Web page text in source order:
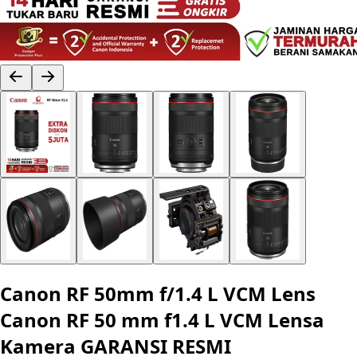
Canon RF 50mm f/1.4 L VCM Lens
Canon RF 50 mm f1.4 L VCM Lensa
Kamera GARANSI RESMI